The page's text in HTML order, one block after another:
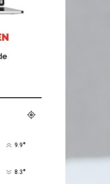
9.9°
8.3°